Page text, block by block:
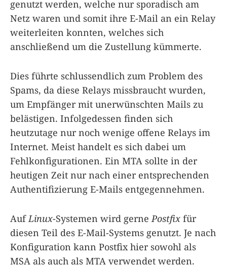
genutzt werden, welche nur sporadisch am
Netz waren und somit ihre E-Mail an ein Relay
weiterleiten konnten, welches sich
anschließend um die Zustellung kümmerte.
Dies führte schlussendlich zum Problem des
Spams, da diese Relays missbraucht wurden,
um Empfänger mit unerwünschten Mails zu
belästigen. Infolgedessen finden sich
heutzutage nur noch wenige offene Relays im
Internet. Meist handelt es sich dabei um
Fehlkonfigurationen. Ein MTA sollte in der
heutigen Zeit nur nach einer entsprechenden
Authentifizierung E-Mails entgegennehmen.
AufLinux-Systemen wird gernePostfix für
diesen Teil des E-Mail-Systems genutzt. Je nach
Konfiguration kann Postfix hier sowohl als
MSA als auch als MTA verwendet werden.